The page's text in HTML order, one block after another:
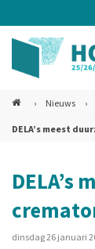
› Nieuws ›
DELA’s meest
DELA’s
dinsdag 26 januari